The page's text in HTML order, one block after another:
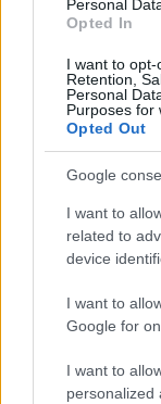
Personal
Opted In
I want to opt-
Retention,
Personal
Purposes for
Opted Out
Google
I want to
related to
device
I want to
Google for
I want to
personalized
Hatalmas
hálás vagyok,
alkalmat
Trokán Nóra.
A felvetésre,
megnyerő
ugyanakkor ez
úgy
is érdekel ez az
próbáljak úgy
a
beszélgetést
de valóban van
amennyiben
a